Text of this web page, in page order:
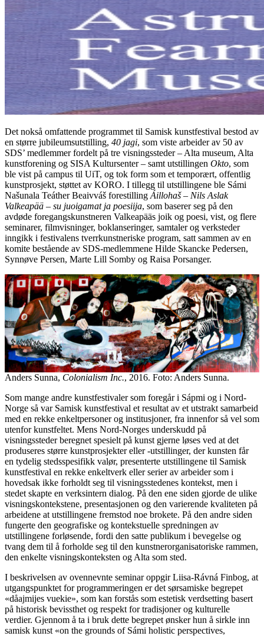
Det nokså omfattende programmet til Samisk kunstfestival bestod av
en større jubileumsutstilling, 40 jagi, som viste arbeider av 50 av
SDS’ medlemmer fordelt på tre visningssteder – Alta museum, Alta
kunstforening og SISA Kultursenter – samt utstillingen Okto, som
ble vist på campus til UiT, og tok form som et temporært, offentlig
kunstprosjekt, støttet av KORO. I tillegg til utstillingene ble Sámi
Našunala Teáther Beaivváš forestilling Áillohaš – Nils Aslak
Valkeapää – su juoigamat ja poesiija, som baserer seg på den
avdøde foregangskunstneren Valkeapääs joik og poesi, vist, og flere
seminarer, filmvisninger, boklanseringer, samtaler og verksteder
inngikk i festivalens tverrkunstneriske program, satt sammen av en
komite bestående av SDS-medlemmene Hilde Skancke Pedersen,
Synnøve Persen, Marte Lill Somby og Raisa Porsanger.
Anders Sunna, Colonialism Inc., 2016. Foto: Anders Sunna.
Som mange andre kunstfestivaler som foregår i Sápmi og i Nord-
Norge så var Samisk kunstfestival et resultat av et utstrakt samarbeid
med en rekke enkeltpersoner og institusjoner, fra innenfor så vel som
utenfor kunstfeltet. Mens Nord-Norges underskudd på
visningssteder beregnet spesielt på kunst gjerne løses ved at det
produseres større kunstprosjekter eller -utstillinger, der kunsten får
en tydelig stedsspesifikk valør, presenterte utstillingene til Samisk
kunstfestival en rekke enkeltverk eller serier av arbeider som i
hovedsak ikke forholdt seg til visningsstedenes kontekst, men i
stedet skapte en verksintern dialog. På den ene siden gjorde de ulike
visningskontekstene, presentasjonen og den varierende kvaliteten på
arbeidene at utstillingene fremstod noe brokete. På den andre siden
fungerte den geografiske og kontekstuelle spredningen av
utstillingene forløsende, fordi den satte publikum i bevegelse og
tvang dem til å forholde seg til den kunstnerorganisatoriske rammen,
den enkelte visningskonteksten og Alta som sted.
I beskrivelsen av ovennevnte seminar oppgir Liisa-Rávná Finbog, at
utgangspunktet for programmeringen er det sørsamiske begrepet
«dåajmijes vuekie», som kan forstås som estetisk verdsetting basert
på historisk bevissthet og respekt for tradisjoner og kulturelle
verdier. Gjennom å ta i bruk dette begrepet ønsker hun å sirkle inn
samisk kunst «on the grounds of Sámi holistic perspectives,